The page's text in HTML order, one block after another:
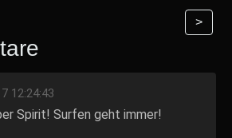
>
12:24:43
Spirit! Surfen geht immer!